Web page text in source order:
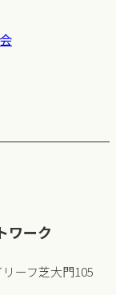
ワーク
ーフ芝大門105